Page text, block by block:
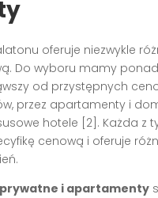
oferuje niezwykle
Do wyboru mamy
od przystępnych
przez apartamenty i
hotele [2]. Każda z
cenową i oferuje
i apartamenty